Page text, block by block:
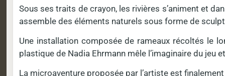
Sous ses traits de crayon, les rivières s’animent et
assemble des éléments naturels sous forme de
Une installation composée de rameaux récoltés le
plastique de Nadia Ehrmann mêle l’imaginaire du jeu
La microaventure proposée par l’artiste est